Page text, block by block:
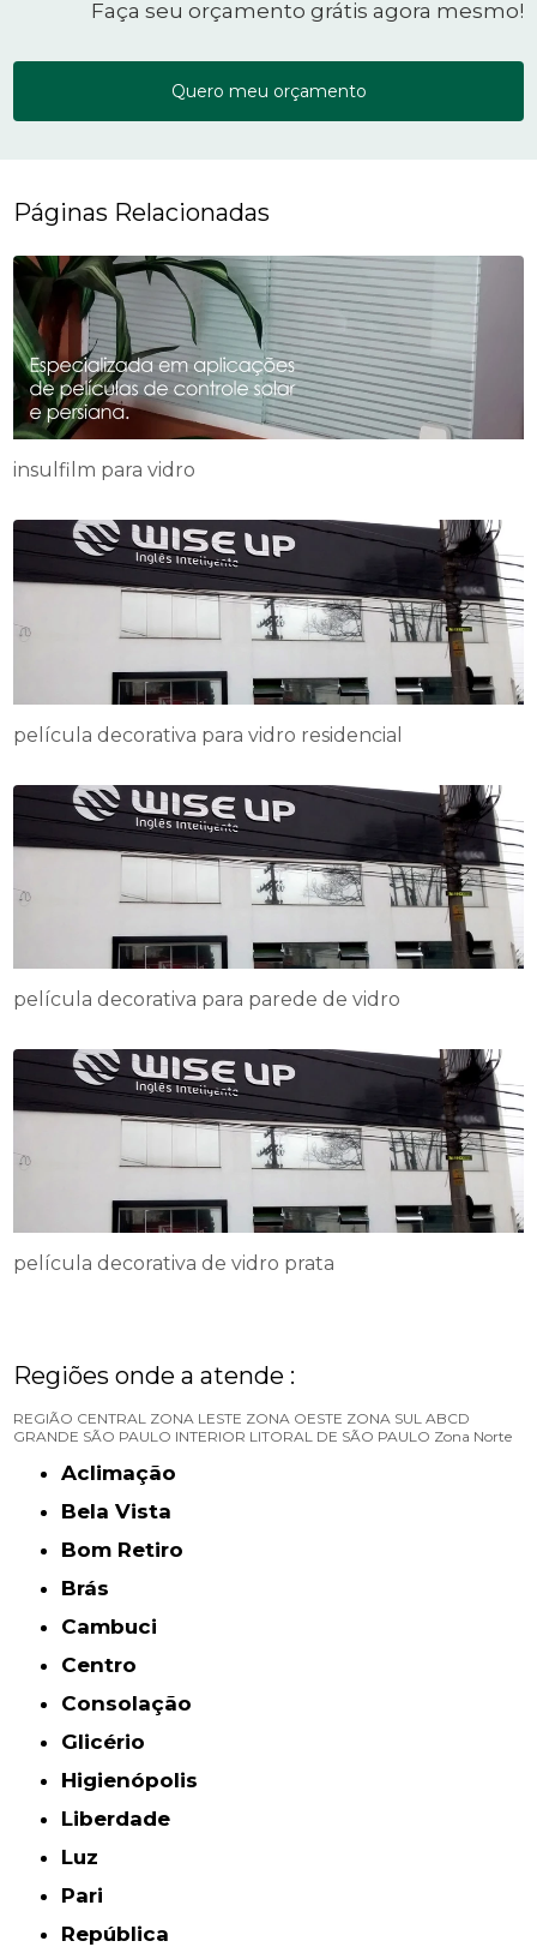
Faça seu orçamento grátis agora mesmo!
Quero meu orçamento
Páginas Relacionadas
insulfilm para vidro
película decorativa para vidro residencial
película decorativa para parede de vidro
película decorativa de vidro prata
Regiões onde a atende :
REGIÃO CENTRAL ZONA LESTE ZONA OESTE ZONA SUL ABCD
GRANDE SÃO PAULO INTERIOR LITORAL DE SÃO PAULO Zona Norte
Aclimação
Bela Vista
Bom Retiro
Brás
Cambuci
Centro
Consolação
Glicério
Higienópolis
Liberdade
Luz
Pari
República